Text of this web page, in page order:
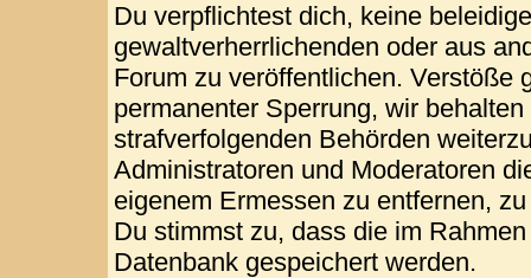
Du verpflichtest dich, keine
gewaltverherrlichenden oder aus
Forum zu veröffentlichen. Verstöße
permanenter Sperrung, wir
strafverfolgenden Behörden
Administratoren und Moderatoren
eigenem Ermessen zu entfernen,
Du stimmst zu, dass die im
Datenbank gespeichert werden.